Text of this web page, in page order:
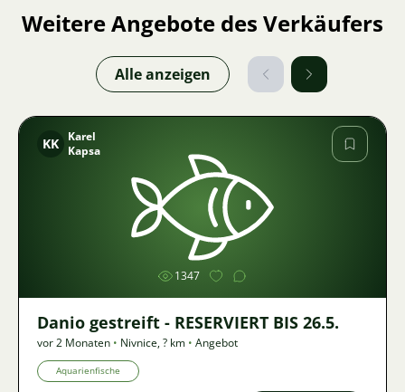
Weitere Angebote des Verkäufers
Alle anzeigen
Bild
KK
Karel
Kapsa
1347
Danio gestreift - RESERVIERT BIS 26.5.
vor 2 Monaten • Nivnice,? km • Angebot
Aquarienfische